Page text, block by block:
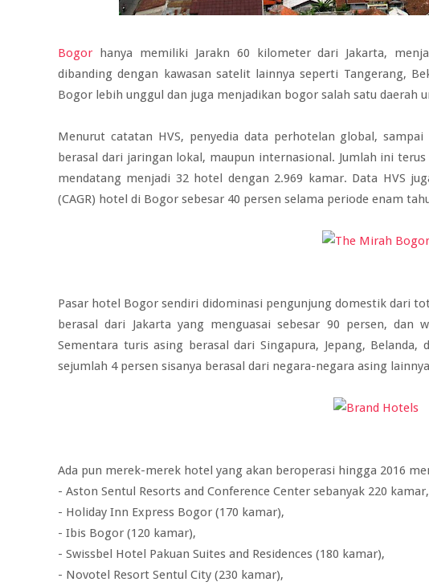
Bogor hanya memiliki Jarakn 60 kilometer dari Jakarta,
dibanding dengan kawasan satelit lainnya seperti Tangerang,
Bogor lebih unggul dan juga menjadikan bogor salah satu daerah
Menurut catatan HVS, penyedia data perhotelan global,
berasal dari jaringan lokal, maupun internasional. Jumlah ini
mendatang menjadi 32 hotel dengan 2.969 kamar. Data HVS
(CAGR) hotel di Bogor sebesar 40 persen selama periode enam
Pasar hotel Bogor sendiri didominasi pengunjung domestik dari
berasal dari Jakarta yang menguasai sebesar 90 persen, dan
Sementara turis asing berasal dari Singapura, Jepang,
sejumlah 4 persen sisanya berasal dari negara-negara asing
Ada pun merek-merek hotel yang akan beroperasi hingga 2016
- Aston Sentul Resorts and Conference Center sebanyak 220 kamar,
- Holiday Inn Express Bogor (170 kamar),
- Ibis Bogor (120 kamar),
- Swissbel Hotel Pakuan Suites and Residences (180 kamar),
- Novotel Resort Sentul City (230 kamar),